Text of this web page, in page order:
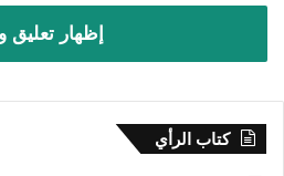
إظهار تعليق
كتاب الرأي